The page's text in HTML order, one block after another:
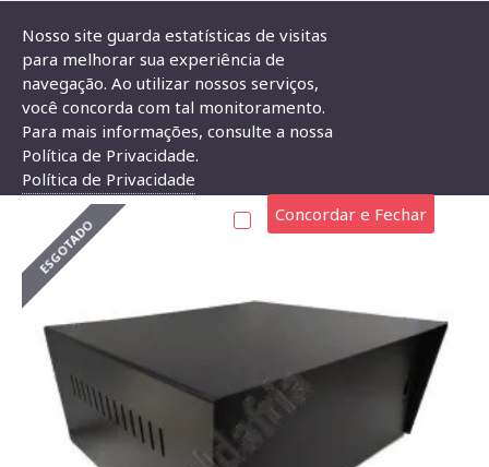
Caixa De Ferro CFP-122824 120x280x240mm
CAIXA DE FERRO CFP-122824 120X280X240MM
ESGOTADO
Nosso site guarda estatísticas de visitas
para melhorar sua experiência de
navegação. Ao utilizar nossos serviços,
você concorda com tal monitoramento.
Para mais informações, consulte a nossa
Política de Privacidade.
Política de Privacidade
Concordar e Fechar